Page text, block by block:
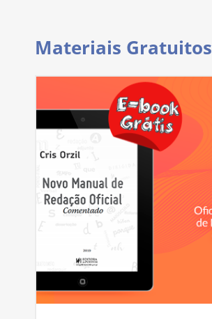
Materiais Gratuitos